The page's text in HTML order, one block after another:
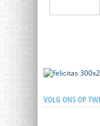
VOLG ONS OP